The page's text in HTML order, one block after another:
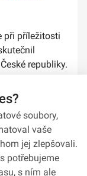
při příležitosti
republiky.
soubory,
vaše
jej zlepšovali.
potřebujeme
s ním ale